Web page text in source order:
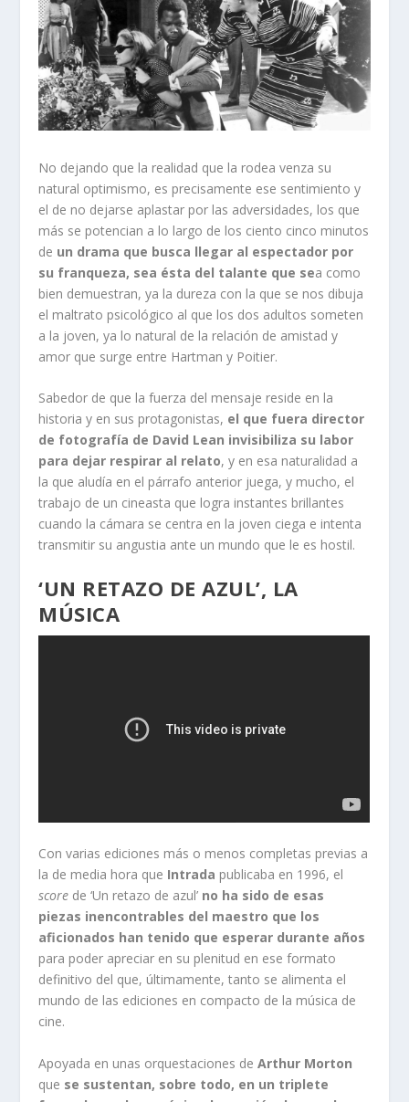
No dejando que la realidad que la rodea venza su
natural optimismo, es precisamente ese sentimiento y
el de no dejarse aplastar por las adversidades, los que
más se potencian a lo largo de los ciento cinco minutos
de un drama que busca llegar al espectador por
su franqueza, sea ésta del talante que sea como
bien demuestran, ya la dureza con la que se nos dibuja
el maltrato psicológico al que los dos adultos someten
a la joven, ya lo natural de la relación de amistad y
amor que surge entre Hartman y Poitier.
Sabedor de que la fuerza del mensaje reside en la
historia y en sus protagonistas, el que fuera director
de fotografía de David Lean invisibiliza su labor
para dejar respirar al relato, y en esa naturalidad a
la que aludía en el párrafo anterior juega, y mucho, el
trabajo de un cineasta que logra instantes brillantes
cuando la cámara se centra en la joven ciega e intenta
transmitir su angustia ante un mundo que le es hostil.
‘UN RETAZO DE AZUL’, LA
MÚSICA
Con varias ediciones más o menos completas previas a
la de media hora que Intrada publicaba en 1996, el
score de ‘Un retazo de azul’ no ha sido de esas
piezas inencontrables del maestro que los
aficionados han tenido que esperar durante años
para poder apreciar en su plenitud en ese formato
definitivo del que, últimamente, tanto se alimenta el
mundo de las ediciones en compacto de la música de
cine.
Apoyada en unas orquestaciones deArthur Morton
que se sustentan, sobre todo, en un triplete